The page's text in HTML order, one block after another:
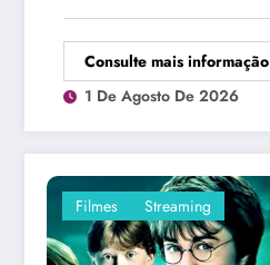
Consulte mais informação
1 De Agosto De 2026
Filmes Streaming